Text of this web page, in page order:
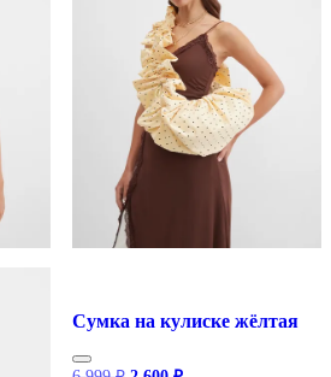
Сумка на кулиске жёлтая
Первоначальная
Текущая